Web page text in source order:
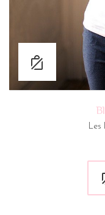
Les